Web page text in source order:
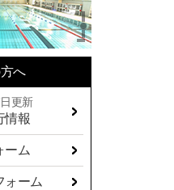
へ
更新
情報
ーム
ォーム